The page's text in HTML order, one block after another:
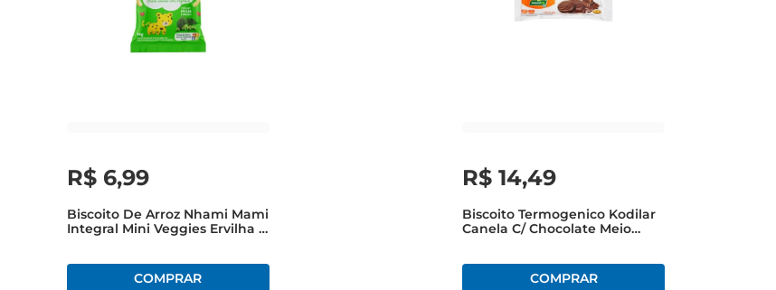
R$ 6,99
Biscoito De Arroz Nhami Mami
Integral Mini Veggies Ervilha E
R$ 14,49
Biscoito Termogenico Kodilar
Canela C/ Chocolate Meio